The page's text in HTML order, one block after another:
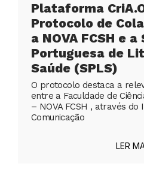
Plataforma
Protocolo de
a NOVA FCSH e
Portuguesa de
Saúde (SPLS)
O protocolo destaca a
entre a Faculdade de
– NOVA FCSH , através do
Comunicação
LER